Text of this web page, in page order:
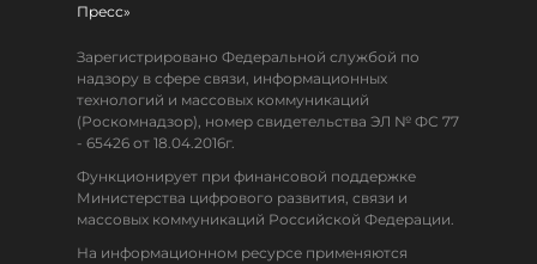
Пресс»
Зарегистрировано Федеральной службой по
надзору в сфере связи, информационных
технологий и массовых коммуникаций
(Роскомнадзор), номер свидетельства ЭЛ № ФС 77
- 65426 от 18.04.2016г.
Функционирует при финансовой поддержке
Министерства цифрового развития, связи и
массовых коммуникаций Российской Федерации.
На информационном ресурсе применяются